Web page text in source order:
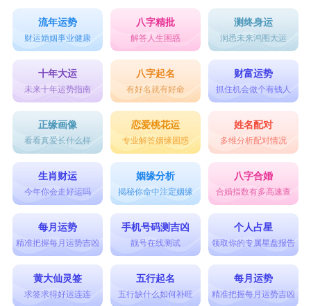
流年运势
财运婚姻事业健康
八字精批
解答人生困惑
测终身运
洞悉未来鸿图大运
十年大运
未来十年运势指南
八字起名
有好名就有好命
财富运势
抓住机会做个有钱人
正缘画像
看看真爱长什么样
恋爱桃花运
专业解答姻缘困惑
姓名配对
多维分析配对情况
生肖财运
今年你会走好运吗
姻缘分析
揭秘你命中注定姻缘
八字合婚
合婚指数有多高速查
每月运势
精准把握每月运势吉凶
手机号码测吉凶
靓号在线测试
个人占星
领取你的专属星盘报告
黄大仙灵签
求签求得好运连连
五行起名
五行缺什么如何补旺
每月运势
精准把握每月运势吉凶